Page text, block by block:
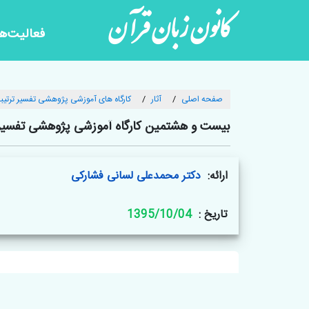
کانون زبان قرآن
صفحه اصلی آثار کارگاه های آموزشی پژوهشی تفسیر
بیست و هشتمین کارگاه آموزشی پژوهشی تفسیر
ارائه: دکتر محمدعلی لسانی فشارکی
تاریخ : 1395/10/04